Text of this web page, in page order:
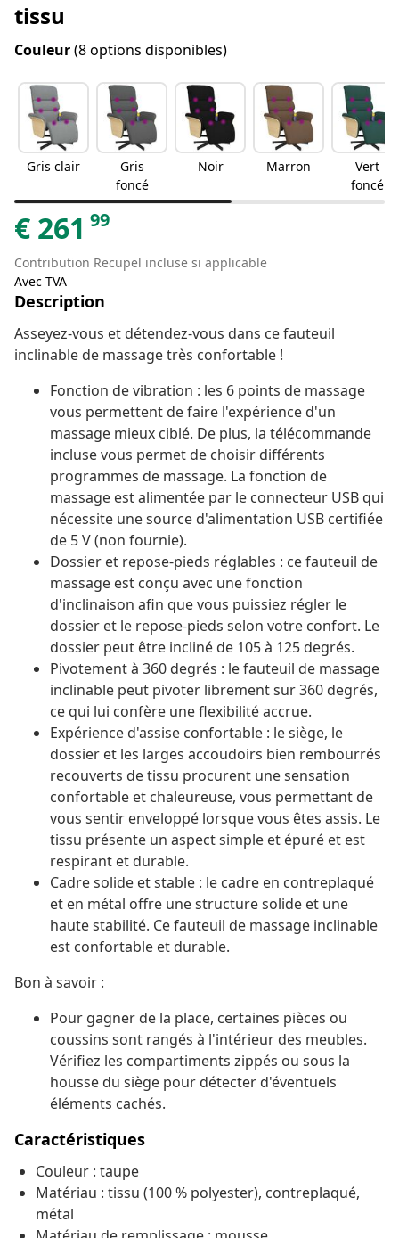
tissu
Couleur(8 options disponibles)
Gris clair
Gris
foncé
Noir Marron
Vert
foncé
€ 261 99
Contribution Recupel incluse si applicable
Avec TVA
Description
Asseyez-vous et détendez-vous dans ce fauteuil
inclinable de massage très confortable !
Fonction de vibration : les 6 points de massage
vous permettent de faire l'expérience d'un
massage mieux ciblé. De plus, la télécommande
incluse vous permet de choisir différents
programmes de massage. La fonction de
massage est alimentée par le connecteur USB qui
nécessite une source d'alimentation USB certifiée
de 5 V (non fournie).
Dossier et repose-pieds réglables : ce fauteuil de
massage est conçu avec une fonction
d'inclinaison afin que vous puissiez régler le
dossier et le repose-pieds selon votre confort. Le
dossier peut être incliné de 105 à 125 degrés.
Pivotement à 360 degrés : le fauteuil de massage
inclinable peut pivoter librement sur 360 degrés,
ce qui lui confère une flexibilité accrue.
Expérience d'assise confortable : le siège, le
dossier et les larges accoudoirs bien rembourrés
recouverts de tissu procurent une sensation
confortable et chaleureuse, vous permettant de
vous sentir enveloppé lorsque vous êtes assis. Le
tissu présente un aspect simple et épuré et est
respirant et durable.
Cadre solide et stable : le cadre en contreplaqué
et en métal offre une structure solide et une
haute stabilité. Ce fauteuil de massage inclinable
est confortable et durable.
Bon à savoir :
Pour gagner de la place, certaines pièces ou
coussins sont rangés à l'intérieur des meubles.
Vérifiez les compartiments zippés ou sous la
housse du siège pour détecter d'éventuels
éléments cachés.
Caractéristiques
Couleur : taupe
Matériau : tissu (100 % polyester), contreplaqué,
métal